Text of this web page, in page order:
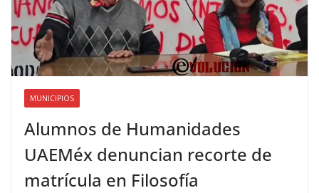
MUNICIPIOS
Alumnos de Humanidades
UAEMéx denuncian recorte de
matrícula en Filosofía